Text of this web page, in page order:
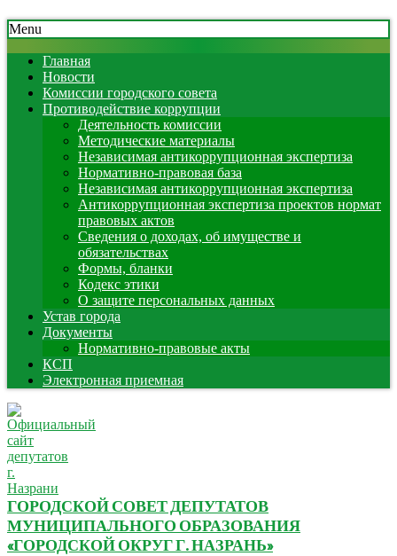
Skip
to
content
Secondary
Navigation
Menu
Menu
Главная
Новости
Комиссии городского совета
Противодействие коррупции
Деятельность комиссии
Методические материалы
Независимая антикоррупционная экспертиза
Нормативно-правовая база
Независимая антикоррупционная экспертиза
Антикоррупционная экспертиза проектов нормат
правовых актов
Сведения о доходах, об имуществе и
обязательствах
Формы, бланки
Кодекс этики
О защите персональных данных
Устав города
Документы
Нормативно-правовые акты
КСП
Электронная приемная
ГОРОДСКОЙ СОВЕТ ДЕПУТАТОВ
МУНИЦИПАЛЬНОГО ОБРАЗОВАНИЯ
«ГОРОДСКОЙ ОКРУГ Г. НАЗРАНЬ»